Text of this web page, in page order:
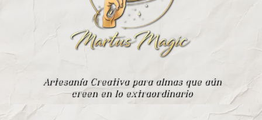
Artesanía Creativa para almas que aún
creen en lo extraordinario